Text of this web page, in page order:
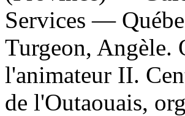
Services —
Turgeon, Angèle.
l'animateur II.
de l'Outaouais,